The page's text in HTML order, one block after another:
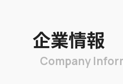
企業情報
Company